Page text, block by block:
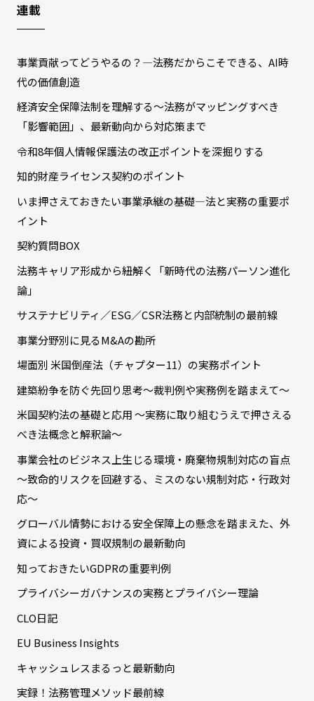
連載
事業貢献ってどうやるの？―法務だからこそできる、AI時
代の価値創造
経済安全保障法制を理解する～法務がマッピングすべき
「影響範囲」、最新動向から対応策まで
令和8年個人情報保護法の改正ポイントを深掘りする
知的財産ライセンス契約のポイント
いま押さえておきたい事業承継の基礎―法と実務の重要ポ
イント
契約質問BOX
法務キャリア形成から紐解く「新時代の法務パーソン進化
論」
サステナビリティ／ESG／CSR法務と内部統制の最前線
事業分野別に見るM&Aの勘所
場面別 米国倒産法（チャプター11）の実務ポイント
建築紛争を防ぐ先回り思考～裁判例や実務例を踏まえて～
米国契約法の基礎と応用 ～実務に取り組むうえで押さえる
べき法概念と解釈論～
事業会社のビジネス上生じる環境・廃棄物規制対応の盲点
～致命的リスクを回避する、ミスのない規制対応・行政対
応～
グローバル情勢における安全保障上の懸念を踏まえた、外
資による投資・買収規制の最新動向
知っておきたいGDPRの重要判例
プライバシーガバナンスの実務とプライバシー理論
CLO日記
EU Business Insights
キャッシュレスまるっと最新動向
実録！法務管理メソッド最前線